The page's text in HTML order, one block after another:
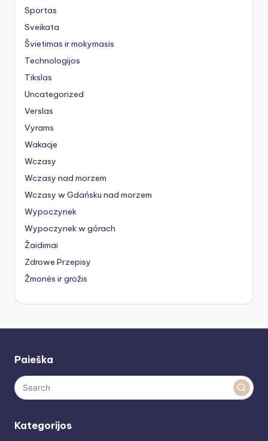
Sportas
Sveikata
Švietimas ir mokymasis
Technologijos
Tikslas
Uncategorized
Verslas
Vyrams
Wakacje
Wczasy
Wczasy nad morzem
Wczasy w Gdańsku nad morzem
Wypoczynek
Wypoczynek w górach
Žaidimai
Zdrowe Przepisy
Žmonės ir grožis
Paieška
Kategorijos